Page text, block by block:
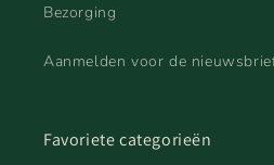
Bezorging
Aanmelden voor de
Favoriete categorieën